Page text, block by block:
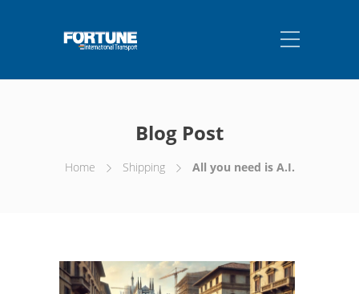
Blog Post
Home Shipping All you need is A.I.